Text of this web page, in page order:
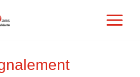
Main